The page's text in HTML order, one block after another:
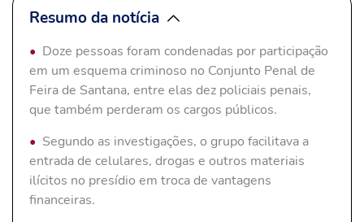
Resumo da notícia
Doze pessoas foram condenadas por participação
em um esquema criminoso no Conjunto Penal de
Feira de Santana, entre elas dez policiais penais,
que também perderam os cargos públicos.
Segundo as investigações, o grupo facilitava a
entrada de celulares, drogas e outros materiais
ilícitos no presídio em troca de vantagens
financeiras.